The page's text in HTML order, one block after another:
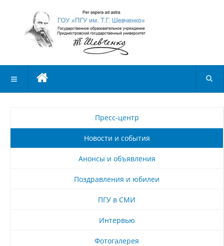
Пресс-центр
Новости и события
Анонсы и объявления
Поздравления и юбилеи
ПГУ в СМИ
Интервью
Фотогалерея